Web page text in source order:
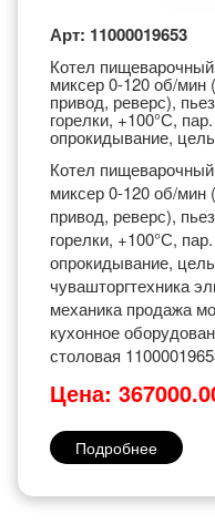
Арт: 11000019653
Котел
миксер 0-120 об/мин
привод, реверс),
горелки, +100°С,
опрокидывание,
Котел
миксер 0-120 об/мин
привод, реверс),
горелки, +100°С,
опрокидывание,
чувашторгтехника
механика продажа
кухонное
столовая
Цена:
Подробнее